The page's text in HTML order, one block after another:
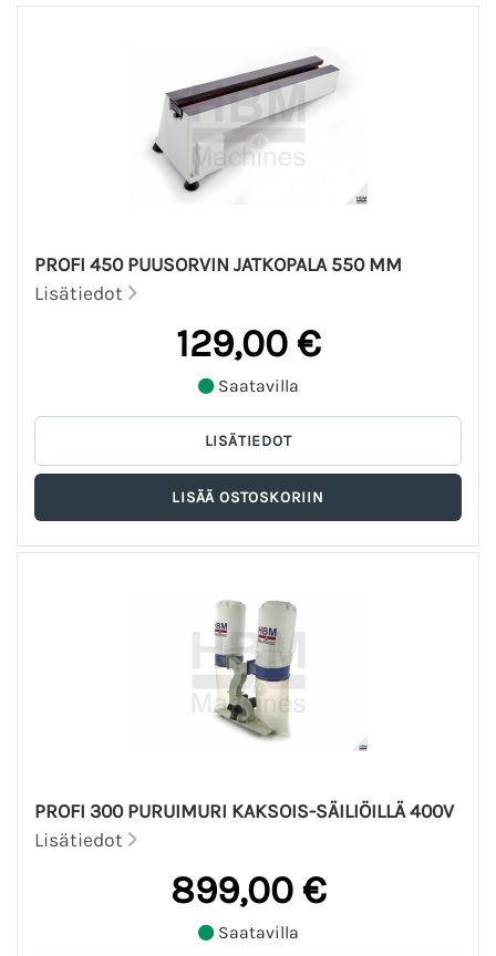
PROFI 450 PUUSORVIN JATKOPALA 550 MM
Lisätiedot
129,00 €
Saatavilla
PROFI 300 PURUIMURI KAKSOIS-SÄILIÖILLÄ 400V
Lisätiedot
899,00 €
Saatavilla